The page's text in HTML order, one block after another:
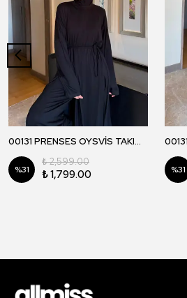
00131 PRENSES OYSVİS TAKIM - Siyah
%31
₺ 2,599.00
₺ 1,799.00 %31